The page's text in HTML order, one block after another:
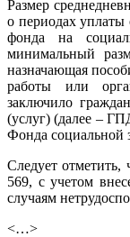
Размер
о периодах уплаты
фонда на
минимальный
назначающая
работы или
заключило
(услуг) (далее –
Фонда социальной
Следует
569, с учетом
случаям
<…>